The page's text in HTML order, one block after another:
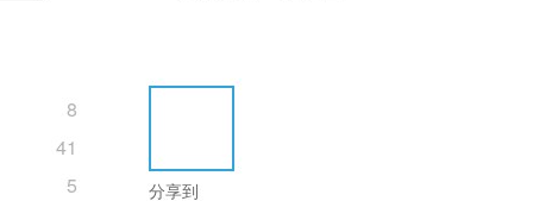
8
41
5
分享到